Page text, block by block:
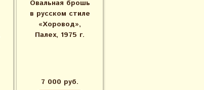
Овальная брошь
в русском стиле
«Хоровод»,
Палех, 1975 г.
7 000 руб.